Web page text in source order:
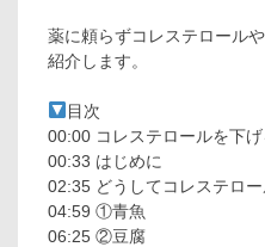
薬に頼らずコレステロール
紹介します。
目次
00:00 コレステロールを下
00:33 はじめに
02:35 どうしてコレステロ
04:59 ①青魚
06:25 ②豆腐